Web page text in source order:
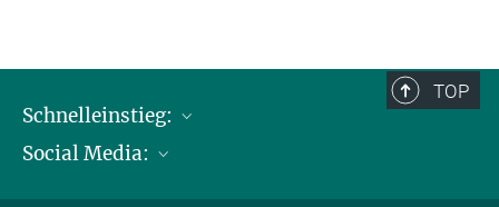
TOP
Schnelleinstieg:
Publikationen
Social Media: